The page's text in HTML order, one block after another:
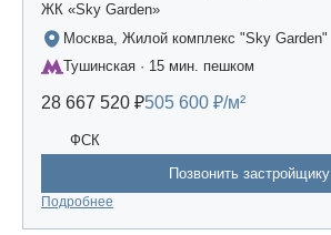
ЖК «Sky Garden»
Москва, Жилой комплекс "Sky Garden"
Тушинская · 15 мин. пешком
28 667 520 ₽505 600 ₽/м²
ФСК
Позвонить застройщику
Подробнее